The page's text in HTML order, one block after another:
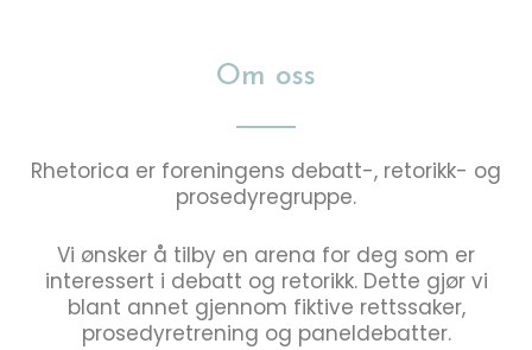
Om oss
Rhetorica er foreningens debatt-, retorikk- og
prosedyregruppe.
Vi ønsker å tilby en arena for deg som er
interessert i debatt og retorikk. Dette gjør vi
blant annet gjennom fiktive rettssaker,
prosedyretrening og paneldebatter.